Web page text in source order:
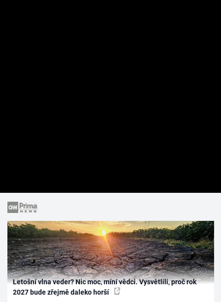
Letošní vlna veder? Nic moc, míní vědci. Vysvětlili, proč rok
2027 bude zřejmě daleko horší